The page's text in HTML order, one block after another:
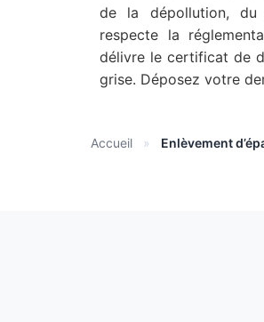
de la dépollution, du
respecte la
délivre le certificat de
grise. Déposez votre
Accueil » Enlèvement